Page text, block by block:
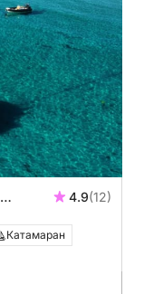
4.9(12)
Катамаран